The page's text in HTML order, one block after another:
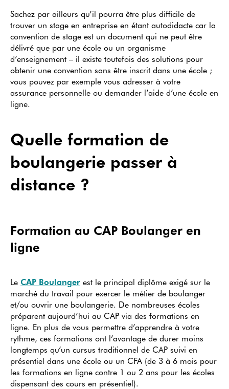
Sachez par ailleurs qu’il pourra être plus difficile de
trouver un stage en entreprise en étant autodidacte car la
convention de stage est un document qui ne peut être
délivré que par une école ou un organisme
d’enseignement – il existe toutefois des solutions pour
obtenir une convention sans être inscrit dans une école ;
vous pouvez par exemple vous adresser à votre
assurance personnelle ou demander l’aide d’une école en
ligne.
Quelle formation de
boulangerie passer à
distance ?
Formation au CAP Boulanger en
ligne
Le CAP Boulanger est le principal diplôme exigé sur le
marché du travail pour exercer le métier de boulanger
et/ou ouvrir une boulangerie. De nombreuses écoles
préparent aujourd’hui au CAP via des formations en
ligne. En plus de vous permettre d’apprendre à votre
rythme, ces formations ont l’avantage de durer moins
longtemps qu’un cursus traditionnel de CAP suivi en
présentiel dans une école ou un CFA (de 3 à 6 mois pour
les formations en ligne contre 1 ou 2 ans pour les écoles
dispensant des cours en présentiel).